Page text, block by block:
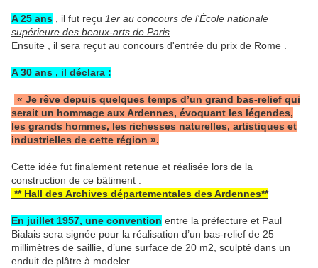
A 25 ans , il fut reçu 1er au concours de l'École nationale
supérieure des beaux-arts de Paris
Ensuite , il sera reçut au concours d'entrée du prix de Rome .
A 30 ans , il déclara :
« Je rêve depuis quelques temps d’un grand bas-relief qui
serait un hommage aux Ardennes, évoquant les légendes,
les grands hommes, les richesses naturelles, artistiques et
industrielles de cette région ».
Cette idée fut finalement retenue et réalisée lors de la
construction de ce bâtiment .
** Hall des Archives départementales des Ardennes**
En juillet 1957, une convention entre la préfecture et Paul
Bialais sera signée pour la réalisation d’un bas-relief de 25
millimètres de saillie, d’une surface de 20 m2, sculpté dans un
enduit de plâtre à modeler.